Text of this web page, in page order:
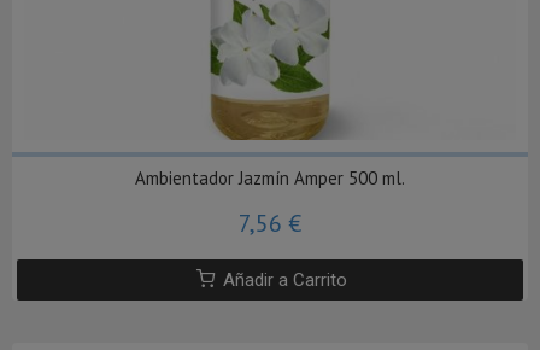
Ambientador Jazmín Amper 500 ml.
7,56 €
Añadir a Carrito